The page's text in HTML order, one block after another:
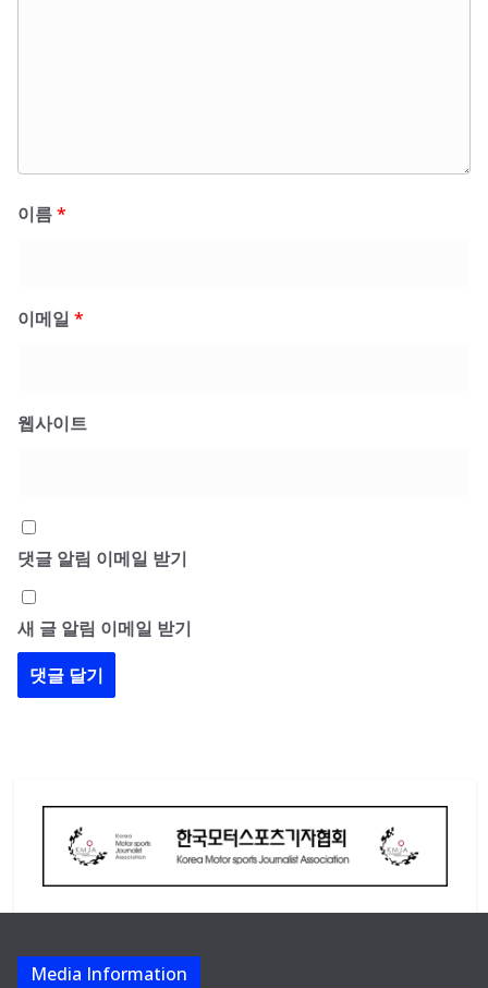
이름*
이메일 *
웹사이트
댓글 알림 이메일 받기
새 글 알림 이메일 받기
Media Information